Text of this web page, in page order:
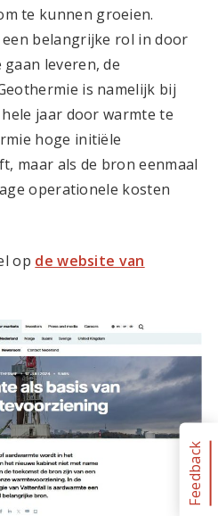
te kunnen groeien.
belangrijke rol in door
leveren, de
is namelijk bij
jaar door warmte te
hoge initiële
maar als de bron eenmaal
operationele kosten
op de website van
Feedback